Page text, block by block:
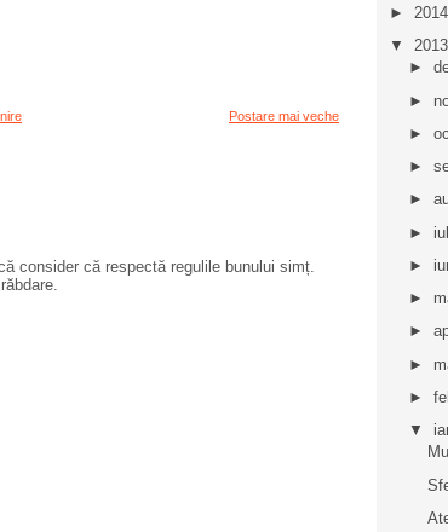
Postare mai veche
consider că respectă regulile bunului simț.
► 2014
▼ 2013
►
►
►
►
►
►
►
►
►
►
►
▼